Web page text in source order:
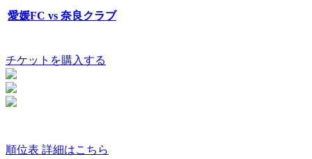
愛媛FC vs 奈良クラブ
チケットを購入する
順位表 詳細はこちら